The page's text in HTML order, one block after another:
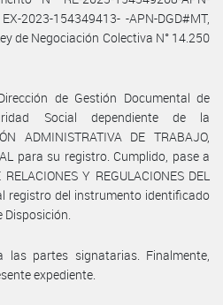
2023-154349413- -APN-DGD#MT,
de Negociación Colectiva N° 14.250
de Gestión Documental de
Social dependiente de la
ADMINISTRATIVA DE TRABAJO,
para su registro. Cumplido, pase a
Y REGULACIONES DEL
registro del instrumento identificado
Disposición.
las partes signatarias. Finalmente,
expediente.